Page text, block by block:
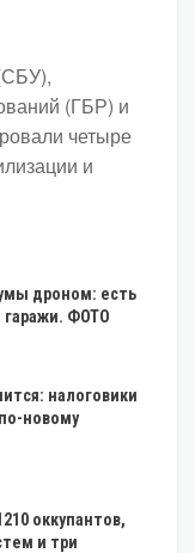
(ГБР) и
четыре
и
дроном: есть
гаражи. ФОТО
налоговики
новому
оккупантов,
и три